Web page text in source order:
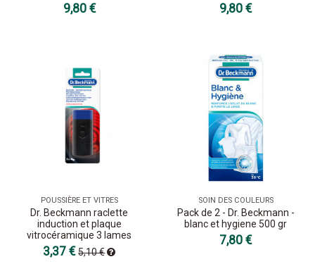
9,80 € 9,80 €
POUSSIÈRE ET VITRES
Dr. Beckmann raclette
induction et plaque
vitrocéramique 3 lames
3,37 €5,10 €
SOIN DES COULEURS
Pack de 2 - Dr. Beckmann -
blanc et hygiene 500 gr
7,80 €